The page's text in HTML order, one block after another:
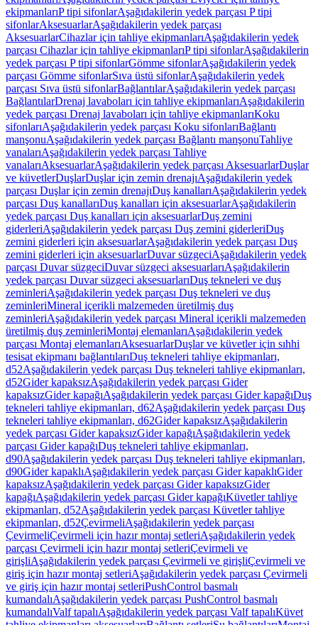
ekipmanlarıP tipi sifonlarAşağıdakilerin yedek parçası P tipi
sifonlarAksesuarlarAşağıdakilerin yedek parçası
AksesuarlarCihazlar için tahliye ekipmanlarıAşağıdakilerin yedek
parçası Cihazlar için tahliye ekipmanlarıP tipi sifonlarAşağıdakilerin
yedek parçası P tipi sifonlarGömme sifonlarAşağıdakilerin yedek
parçası Gömme sifonlarSıva üstü sifonlarAşağıdakilerin yedek
parçası Sıva üstü sifonlarBağlantılarAşağıdakilerin yedek parçası
BağlantılarDrenaj lavaboları için tahliye ekipmanlarıAşağıdakilerin
yedek parçası Drenaj lavaboları için tahliye ekipmanlarıKoku
sifonlarıAşağıdakilerin yedek parçası Koku sifonlarıBağlantı
manşonuAşağıdakilerin yedek parçası Bağlantı manşonuTahliye
vanalarıAşağıdakilerin yedek parçası Tahliye
vanalarıAksesuarlarAşağıdakilerin yedek parçası AksesuarlarDuşlar
ve küvetlerDuşlarDuşlar için zemin drenajıAşağıdakilerin yedek
parçası Duşlar için zemin drenajıDuş kanallarıAşağıdakilerin yedek
parçası Duş kanallarıDuş kanalları için aksesuarlarAşağıdakilerin
yedek parçası Duş kanalları için aksesuarlarDuş zemini
giderleriAşağıdakilerin yedek parçası Duş zemini giderleriDuş
zemini giderleri için aksesuarlarAşağıdakilerin yedek parçası Duş
zemini giderleri için aksesuarlarDuvar süzgeciAşağıdakilerin yedek
parçası Duvar süzgeciDuvar süzgeci aksesuarlarıAşağıdakilerin
yedek parçası Duvar süzgeci aksesuarlarıDuş tekneleri ve duş
zeminleriAşağıdakilerin yedek parçası Duş tekneleri ve duş
zeminleriMineral içerikli malzemeden üretilmiş duş
zeminleriAşağıdakilerin yedek parçası Mineral içerikli malzemeden
üretilmiş duş zeminleriMontaj elemanlarıAşağıdakilerin yedek
parçası Montaj elemanlarıAksesuarlarDuşlar ve küvetler için sıhhi
tesisat ekipmanı bağlantılarıDuş tekneleri tahliye ekipmanları,
d52Aşağıdakilerin yedek parçası Duş tekneleri tahliye ekipmanları,
d52Gider kapaksızAşağıdakilerin yedek parçası Gider
kapaksızGider kapağıAşağıdakilerin yedek parçası Gider kapağıDuş
tekneleri tahliye ekipmanları, d62Aşağıdakilerin yedek parçası Duş
tekneleri tahliye ekipmanları, d62Gider kapaksızAşağıdakilerin
yedek parçası Gider kapaksızGider kapağıAşağıdakilerin yedek
parçası Gider kapağıDuş tekneleri tahliye ekipmanları,
d90Aşağıdakilerin yedek parçası Duş tekneleri tahliye ekipmanları,
d90Gider kapaklıAşağıdakilerin yedek parçası Gider kapaklıGider
kapaksızAşağıdakilerin yedek parçası Gider kapaksızGider
kapağıAşağıdakilerin yedek parçası Gider kapağıKüvetler tahliye
ekipmanları, d52Aşağıdakilerin yedek parçası Küvetler tahliye
ekipmanları, d52ÇevirmeliAşağıdakilerin yedek parçası
ÇevirmeliÇevirmeli için hazır montaj setleriAşağıdakilerin yedek
parçası Çevirmeli için hazır montaj setleriÇevirmeli ve
girişliAşağıdakilerin yedek parçası Çevirmeli ve girişliÇevirmeli ve
giriş için hazır montaj setleriAşağıdakilerin yedek parçası Çevirmeli
ve giriş için hazır montaj setleriPushControl basmalı
kumandalıAşağıdakilerin yedek parçası PushControl basmalı
kumandalıValf tapalıAşağıdakilerin yedek parçası Valf tapalıKüvet